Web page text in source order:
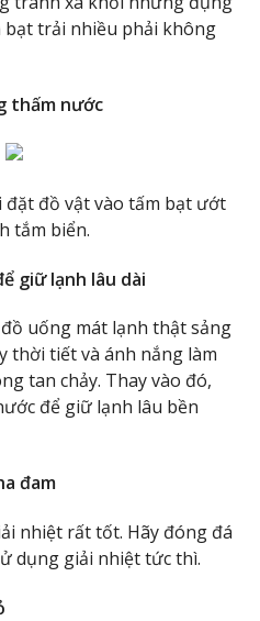
bạt trải nhiều phải không
thấm nước
đồ vật vào tấm bạt ướt
tắm biển.
giữ lạnh lâu dài
uống mát lạnh thật sảng
thời tiết và ánh nắng làm
tan chảy. Thay vào đó,
để giữ lạnh lâu bền
đam
nhiệt rất tốt. Hãy đóng đá
dụng giải nhiệt tức thì.